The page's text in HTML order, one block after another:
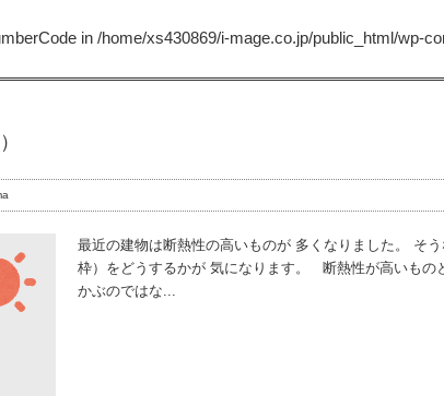
in /home/xs430869/i-mage.co.jp/public_html/wp-
最近の建物は断熱性の高いものが 多くなりました。 そ
枠）をどうするかが 気になります。 断熱性が高いもの
かぶのではな...